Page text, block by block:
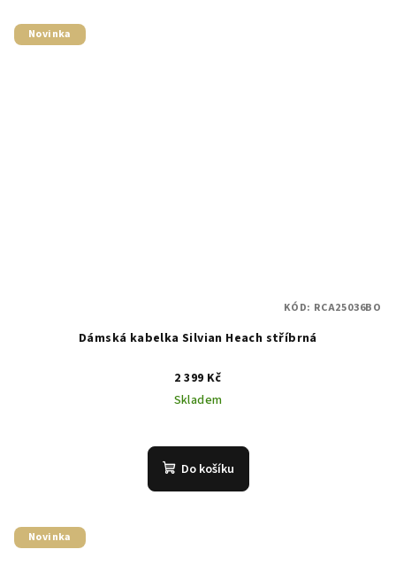
Novinka
Dámská kabelka Silvian Heach stříbrná
2 399 Kč
Skladem
Do košíku
KÓD: RCA25036BO
Novinka